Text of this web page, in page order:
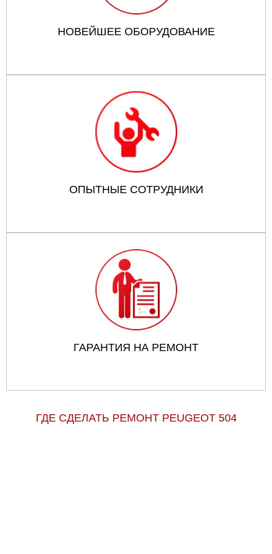
НОВЕЙШЕЕ ОБОРУДОВАНИЕ
ОПЫТНЫЕ СОТРУДНИКИ
ГАРАНТИЯ НА РЕМОНТ
ГДЕ СДЕЛАТЬ РЕМОНТ PEUGEOT 504